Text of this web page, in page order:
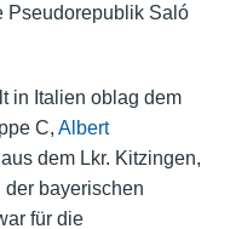
Pseudorepublik Saló
in Italien oblag dem
C, Albert
dem Lkr. Kitzingen,
der bayerischen
für die